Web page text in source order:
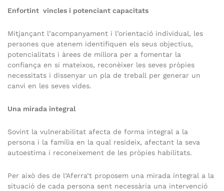
Enfortint vincles i potenciant capacitats
Mitjançant l’acompanyament i l’orientació individual, les
persones que atenem identifiquen els seus objectius,
potencialitats i àrees de millora per a fomentar la
confiança en si mateixos, reconèixer les seves pròpies
necessitats i dissenyar un pla de treball per generar un
canvi en les seves vides.
Una mirada integral
Sovint la vulnerabilitat afecta de forma integral a la
persona i la família en la qual resideix, afectant la seva
autoestima i reconeixement de les pròpies habilitats.
Per això des de l’Aferra’t proposem una mirada integral a la
situació de cada persona sent necessària una intervenció